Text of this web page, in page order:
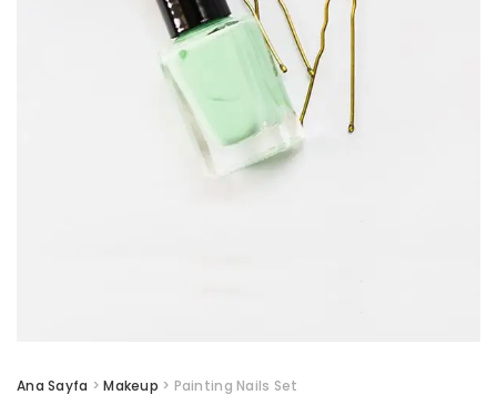
Ana Sayfa >Makeup > Painting Nails Set